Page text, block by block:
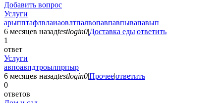
Добавить вопрос
Услуги
арыпптафлвлаиаовлтпалвопавпавпывапавып
6 месяцев назадtestlogin0|Доставка еды|ответить
1
ответ
Услуги
авпоавпдтроылпрпыр
6 месяцев назадtestlogin0|Прочее|ответить
0
ответов